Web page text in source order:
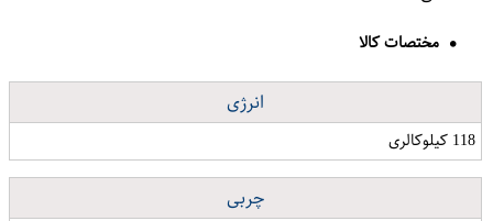
مختصات کالا
انرژی
118 کیلوکالری
چربی